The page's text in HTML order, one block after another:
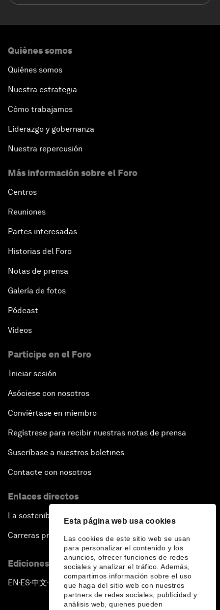
Esta página web usa cookies
Las cookies de este sitio web se usan
para personalizar el contenido y los
anuncios, ofrecer funciones de redes
sociales y analizar el tráfico. Además,
compartimos información sobre el uso
que haga del sitio web con nuestros
partners de redes sociales, publicidad y
análisis web, quienes pueden
Quiénes somos
Quiénes somos
Nuestra estrategia
Cómo trabajamos
Liderazgo y gobernanza
Nuestra repercusión
Más información sobre el Foro
Centros
Reuniones
Partes interesadas
Historias del Foro
Notas de prensa
Galería de fotos
Pódcast
Vídeos
Participe en el Foro
Iniciar sesión
Asóciese con nosotros
Conviértase en miembro
Regístrese para recibir nuestras notas de prensa
Suscríbase a nuestros boletines
Contacte con nosotros
Enlaces directos
La sostenibilidad en el Foro
Carreras profesionales
Ediciones en otros idiomas
EN ▪ES▪中文▪ 日本語